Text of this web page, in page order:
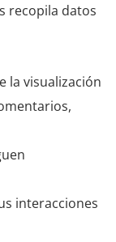
recopila datos
la visualización
interacciones